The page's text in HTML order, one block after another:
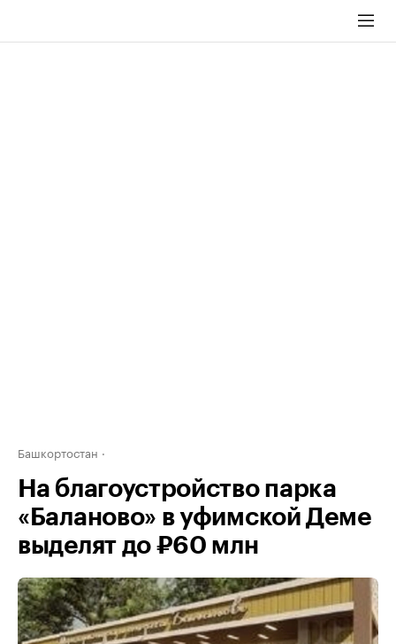
Башкортостан
На благоустройство парка
«Баланово» в уфимской Деме
выделят до ₽60 млн